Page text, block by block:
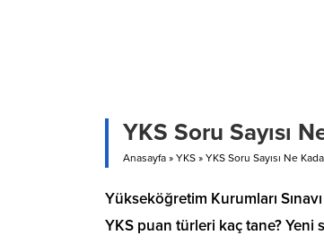
YKS Soru Sayısı
Anasayfa » YKS » YKS Soru Sayısı Ne
Yükseköğretim Kurumları
YKS puan türleri kaç tane? Yeni